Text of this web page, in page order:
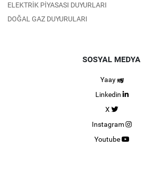
ELEKTRİK PİYASASI DUYURLARI
DOĞAL GAZ DUYURULARI
SOSYAL MEDYA
Yaay
Linkedin
X
Instagram
Youtube